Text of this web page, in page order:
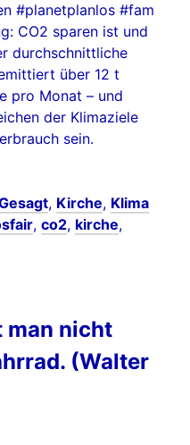
#planetplanlos #fam
CO2 sparen ist und
durchschnittliche
über 12 t
pro Monat – und
der Klimaziele
sein.
, Kirche, Klima
, co2, kirche,
man nicht
(Walter